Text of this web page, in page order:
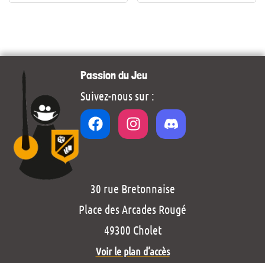
Passion du Jeu
Suivez-nous sur :
30 rue Bretonnaise
Place des Arcades Rougé
49300 Cholet
Voir le plan d’accès